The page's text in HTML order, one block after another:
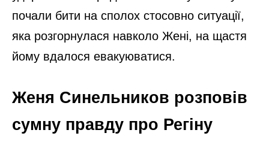
почали бити на сполох стосовно ситуації,
яка розгорнулася навколо Жені, на щастя
йому вдалося евакуюватися.
Женя Синельников розповів
сумну правду про Регіну